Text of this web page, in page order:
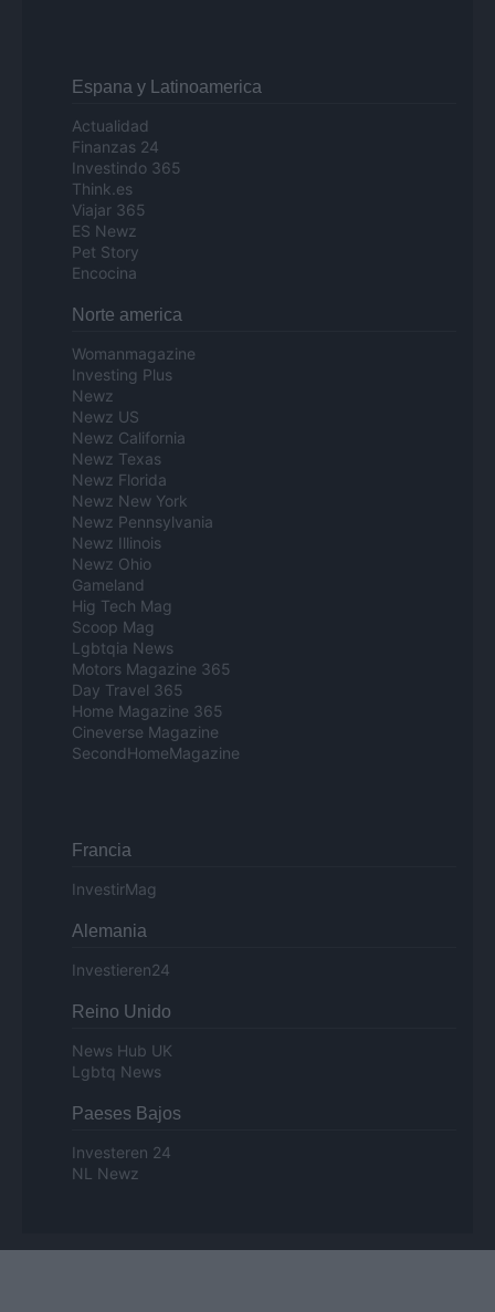
Espana y Latinoamerica
Actualidad
Finanzas 24
Investindo 365
Think.es
Viajar 365
ES Newz
Pet Story
Encocina
Norte america
Womanmagazine
Investing Plus
Newz
Newz US
Newz California
Newz Texas
Newz Florida
Newz New York
Newz Pennsylvania
Newz Illinois
Newz Ohio
Gameland
Hig Tech Mag
Scoop Mag
Lgbtqia News
Motors Magazine 365
Day Travel 365
Home Magazine 365
Cineverse Magazine
SecondHomeMagazine
Francia
InvestirMag
Alemania
Investieren24
Reino Unido
News Hub UK
Lgbtq News
Paeses Bajos
Investeren 24
NL Newz